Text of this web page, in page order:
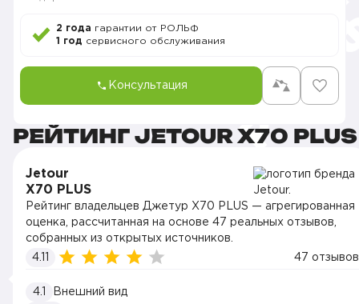
2 года гарантии от РОЛЬФ
1 год сервисного обслуживания
Консультация
РЕЙТИНГ JETOUR X70 PLUS
Jetour
X70 PLUS
Рейтинг владельцев Джетур X70 PLUS — агрегированная
оценка, рассчитанная на основе 47 реальных отзывов,
собранных из открытых источников.
4.11
47 отзывов
4.1
Внешний вид